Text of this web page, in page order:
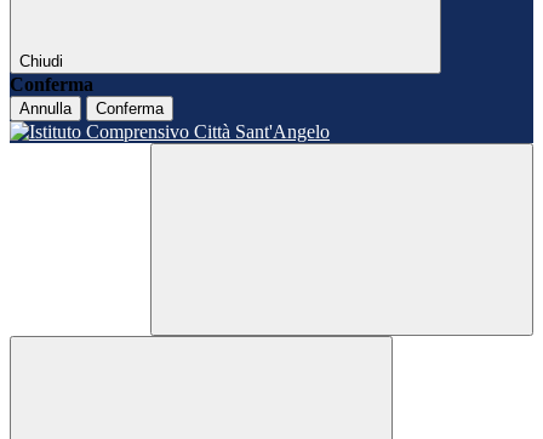
Chiudi
Conferma
Annulla Conferma